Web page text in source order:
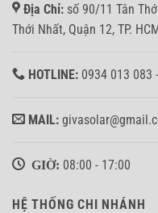
ở
Địa Chỉ: số 90/11 Tân
Thới Nhất, Quận 12, TP.
HOTLINE: 0934 013 083
MAIL:
GIỜ: 08:00 - 17:00
HỆ THỐNG CHI NHÁNH